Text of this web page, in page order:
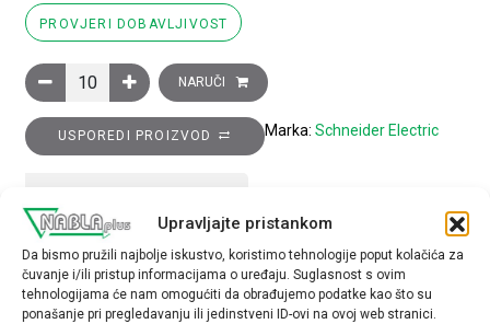
Upravljajte pristankom
Da bismo pružili najbolje iskustvo, koristimo tehnologije poput kolačića za
čuvanje i/ili pristup informacijama o uređaju. Suglasnost s ovim
tehnologijama će nam omogućiti da obrađujemo podatke kao što su
ponašanje pri pregledavanju ili jedinstveni ID-ovi na ovoj web stranici.
PROVJERI DOBAVLJIVOST
List sa 66 samoljepljivih označenih legendi s oznakom I
NARUČI
USPOREDI PROIZVOD Marka: Schneider Electric
Tip opreme
samoljepljiva legenda